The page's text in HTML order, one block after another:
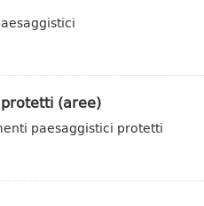
(aree)
paesaggistici protetti